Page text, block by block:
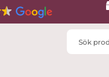
Search